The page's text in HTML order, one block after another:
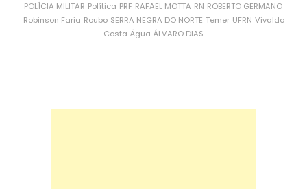
POLÍCIA MILITAR Política PRF RAFAEL MOTTA RN ROBERTO GERMANO
Robinson Faria Roubo SERRA NEGRA DO NORTE Temer UFRN Vivaldo
Costa Água ÁLVARO DIAS